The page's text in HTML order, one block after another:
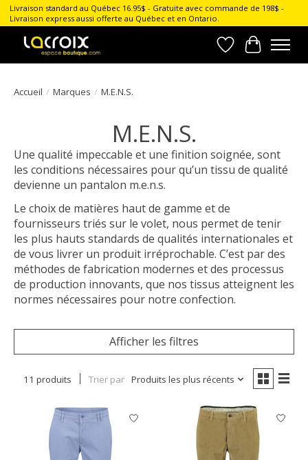
Livraison standard au Québec 16.95$ - Gratuite avec commande de 198$ -
Livraison express aussi offerte au Québec et en Ontario.
Liste dePanier
Accueil / Marques / M.E.N.S.
M.E.N.S.
Une qualité impeccable et une finition soignée, sont
les conditions nécessaires pour qu’un tissu de qualité
devienne un pantalon m.e.n.s.
Le choix de matières haut de gamme et de
fournisseurs triés sur le volet, nous permet de tenir
les plus hauts standards de qualités internationales et
de vous livrer un produit irréprochable. C’est par des
méthodes de fabrication modernes et des processus
de production innovants, que nos tissus atteignent les
normes nécessaires pour notre confection.
Afficher les filtres
11 produits Trier par Produits les plus récents